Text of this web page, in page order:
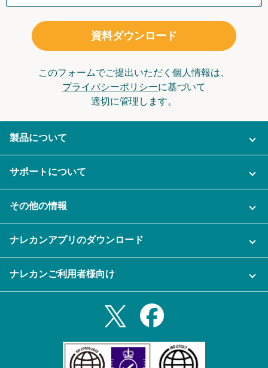
資料ダウンロード
このフォームでご提出いただく個人情報は、
プライバシーポリシーに基づいて
適切に管理します。
製品について
ご利用企業様の声
セキュリティ
資料をダウンロードする
メール自動転送機能
サポートについて
充実サポート
その他の情報
セミナー一覧
プライバシーポリシー
ナレカンアプリのダウンロード
Androidタブレットアプリ
ナレカンご利用者様向け